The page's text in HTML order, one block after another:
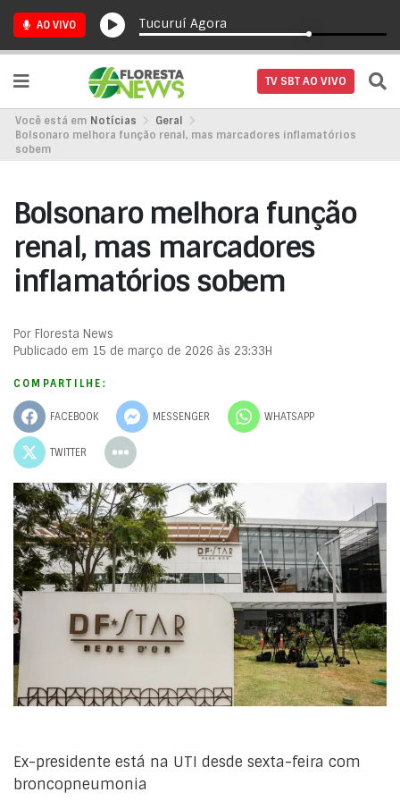
AO VIVO Tucuruí Agora
TV SBT AO VIVO
Você está em Notícias
Geral
Bolsonaro melhora função renal, mas marcadores inflamatórios
sobem
Bolsonaro melhora função
renal, mas marcadores
inflamatórios sobem
Por Floresta News
Publicado em 15 de março de 2026 às 23:33H
COMPARTILHE:
FACEBOOK MESSENGER WHATSAPP
TWITTER
Ex-presidente está na UTI desde sexta-feira com
broncopneumonia